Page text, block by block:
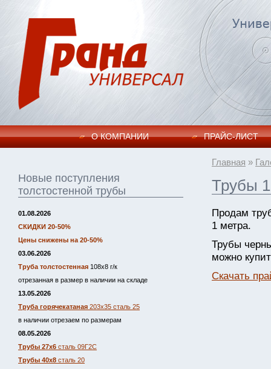
О КОМПАНИИ ПРАЙC-ЛИСТ
Новые поступления
толстостенной трубы
01.08.2026
СКИДКИ 20-50%
Цены снижены на 20-50%
03.06.2026
Труба толстостенная 108х8 г/к
отрезанная в размер в наличии на складе
13.05.2026
Труба горячекатаная 203х35 сталь 25
в наличии отрезаем по размерам
08.05.2026
Трубы 27х6 сталь 09Г2С
Трубы 40х8 сталь 20
Главная »
Трубы
Продам
1 метра.
Трубы
можно
Скачать